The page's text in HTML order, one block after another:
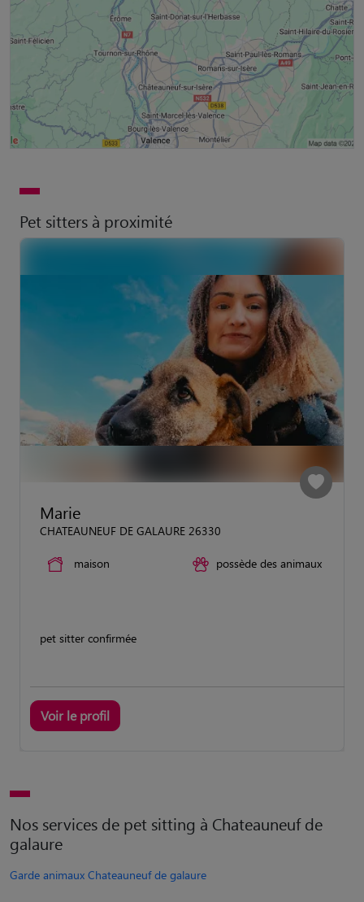
Pet sitters à proximité
Marie
CHATEAUNEUF DE GALAURE 26330
maison possède des animaux
pet sitter confirmée
Voir le profil
Nos services de pet sitting à Chateauneuf de
galaure
Garde animaux Chateauneuf de galaure